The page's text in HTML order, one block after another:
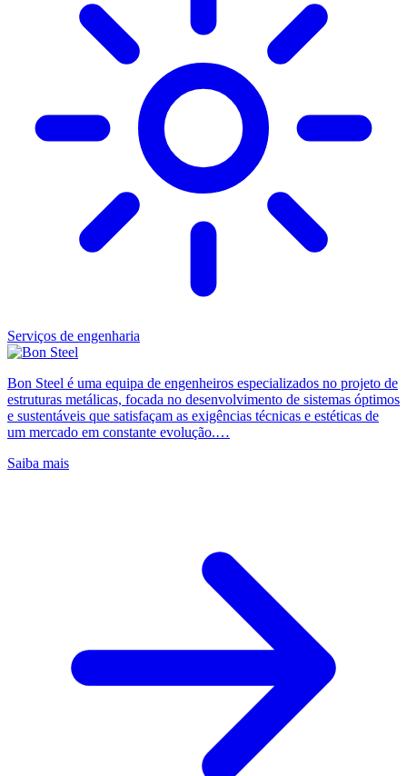
Serviços de engenharia
Bon Steel é uma equipa de engenheiros especializados no projeto de
estruturas metálicas, focada no desenvolvimento de sistemas óptimos
e sustentáveis que satisfaçam as exigências técnicas e estéticas de
um mercado em constante evolução.…
Saiba mais